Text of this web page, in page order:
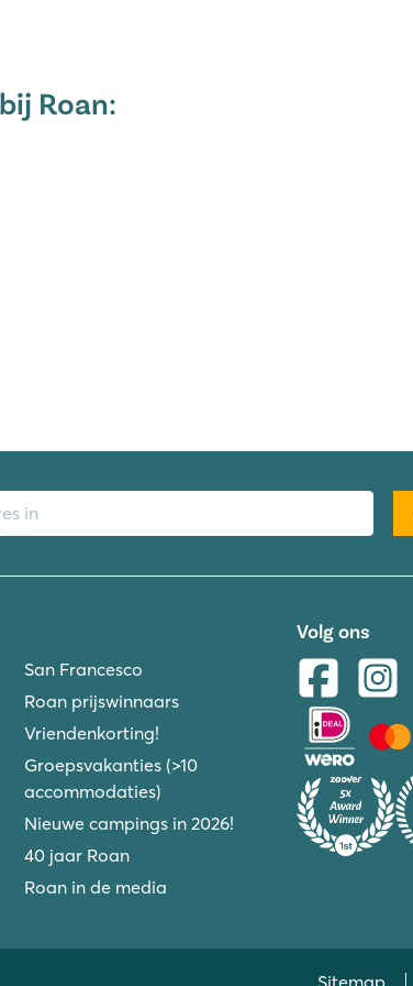
Roan:
San Francesco
Roan prijswinnaars
Vriendenkorting!
Groepsvakanties (>10
accommodaties)
Nieuwe campings in 2026!
40 jaar Roan
Roan in de media
Volg ons
Sitemap